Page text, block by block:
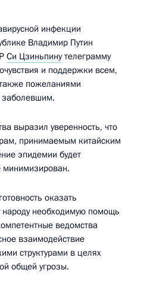
инфекции
Владимир Путин
Си Цзиньпинутелеграмму
и поддержки всем,
пожеланиями
заболевшим.
выразил уверенность, что
принимаемым китайским
эпидемии будет
минимизирован.
оказать
народу необходимую помощь
ведомства
взаимодействие
структурами в целях
общей угрозы.